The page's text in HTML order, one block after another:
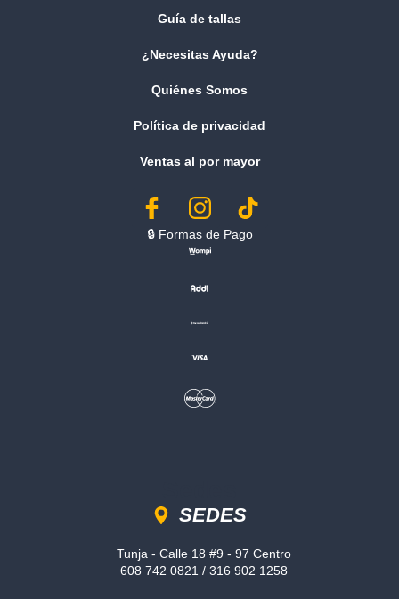
Guía de tallas
¿Necesitas Ayuda?
Quiénes Somos
Política de privacidad
Ventas al por mayor
🔒︎ Formas de Pago
SEDES
Tunja - Calle 18 #9 - 97 Centro
608 742 0821 / 316 902 1258